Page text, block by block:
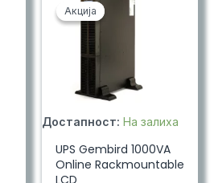
Акција
Акција
Достапност: На залиха
UPS Gembird 1000VA
Online Rackmountable
LCD